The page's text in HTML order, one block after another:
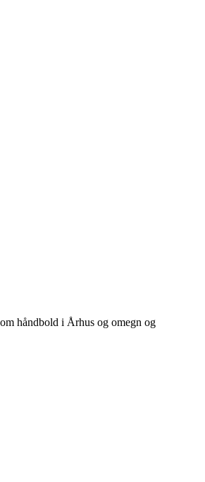
håndbold i Århus og omegn og